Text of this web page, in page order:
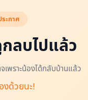
ะกาศ
ลบไปแล้ว
เพราะน้องได้กลับบ้านแล้ว
งด้วยนะ!